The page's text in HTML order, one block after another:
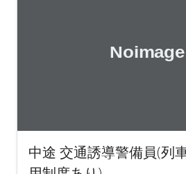
中途 交通誘導警備員(列